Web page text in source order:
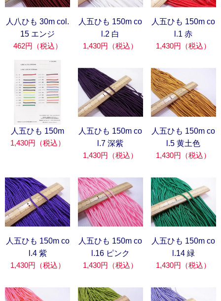
人八ひも 30m col.
15 エンジ
462円（税込）
人五ひも 150m co
l.2 白
1,430円（税込）
人五ひも 150m co
l.1 赤
1,430円（税込）
人五ひも 150m
1,430円（税込）
人五ひも 150m co
l.7 深紫
1,430円（税込）
人五ひも 150m co
l.5 黄土色
1,430円（税込）
人五ひも 150m co
l.4 紫
1,430円（税込）
人五ひも 150m co
l.16 ピンク
1,430円（税込）
人五ひも 150m co
l.14 緑
1,430円（税込）